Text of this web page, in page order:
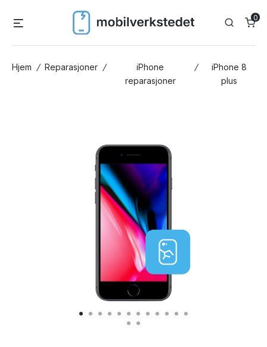
Search
0
Hjem / Reparasjoner /
iPhone
reparasjoner
/
iPhone 8
plus